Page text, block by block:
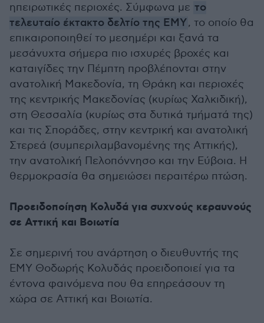
ηπειρωτικές περιοχές. Σύμφωνα με το
τελευταίο έκτακτο δελτίο της ΕΜΥ, το οποίο θα
επικαιροποιηθεί το μεσημέρι και ξανά τα
μεσάνυχτα σήμερα πιο ισχυρές βροχές και
καταιγίδες την Πέμπτη προβλέπονται στην
ανατολική Μακεδονία, τη Θράκη και περιοχές
της κεντρικής Μακεδονίας (κυρίως Χαλκιδική),
στη Θεσσαλία (κυρίως στα δυτικά τμήματά της)
και τις Σποράδες, στην κεντρική και ανατολική
Στερεά (συμπεριλαμβανομένης της Αττικής),
την ανατολική Πελοπόννησο και την Εύβοια. Η
θερμοκρασία θα σημειώσει περαιτέρω πτώση.
Προειδοποίηση Κολυδά για συχνούς κεραυνούς
σε Αττική και Βοιωτία
Σε σημερινή του ανάρτηση ο διευθυντής της
ΕΜΥ Θοδωρής Κολυδάς προειδοποιεί για τα
έντονα φαινόμενα που θα επηρεάσουν τη
χώρα σε Αττική και Βοιωτία.